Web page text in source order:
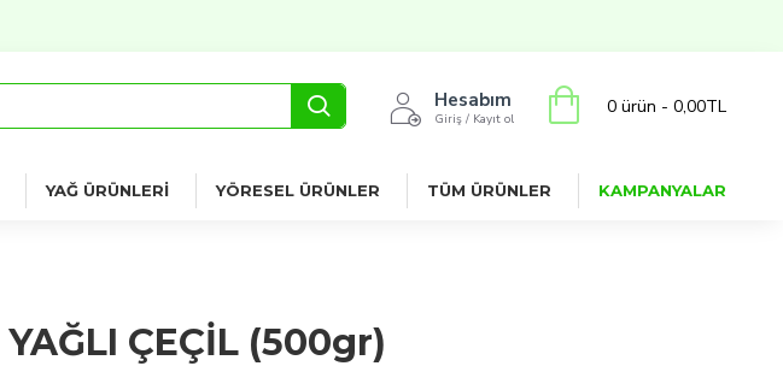
Hesabım
Giriş / Kayıt ol
0 ürün - 0,00TL
YAĞ ÜRÜNLERI YÖRESEL ÜRÜNLER TÜM ÜRÜNLER KAMPANYALAR
YAĞLI ÇEÇİL (500gr)